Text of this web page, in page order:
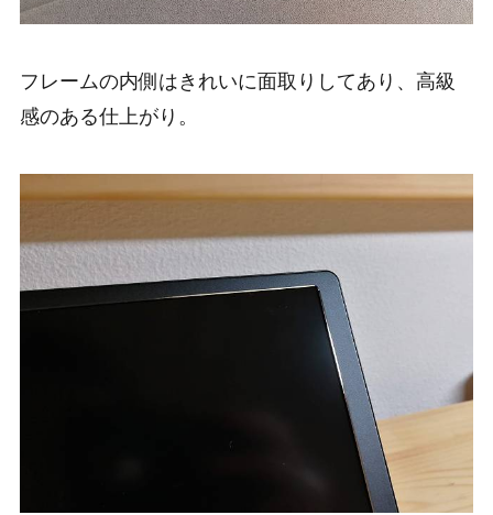
フレームの内側はきれいに面取りしてあり、高級
感のある仕上がり。